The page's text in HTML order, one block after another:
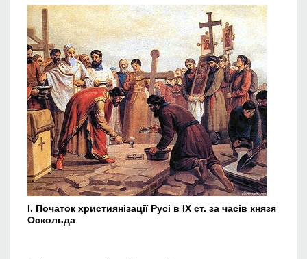
І. Початок християнізації Русі в ІХ ст. за часів князя
Оскольда